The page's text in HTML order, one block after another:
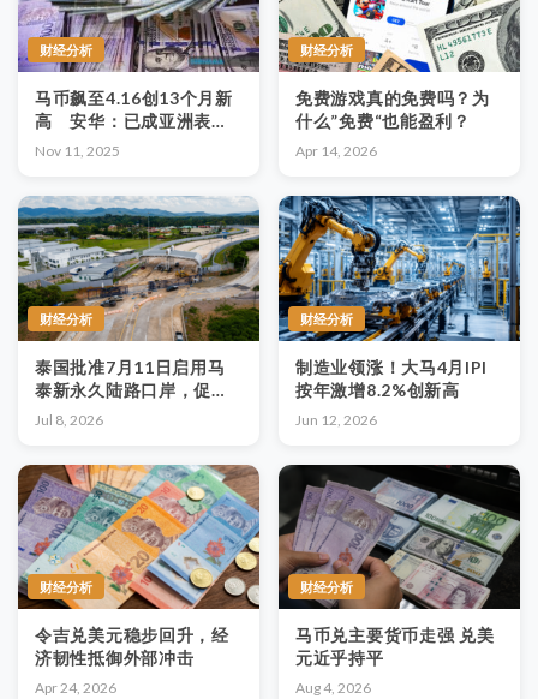
财经分析
马币飙至4.16创13个月新
高 安华：已成亚洲表现
最佳货币
Nov 11, 2025
财经分析
免费游戏真的免费吗？为
什么”免费“也能盈利？
Apr 14, 2026
财经分析
泰国批准7月11日启用马
泰新永久陆路口岸，促贸
易物流旅游全面提速
Jul 8, 2026
财经分析
制造业领涨！大马4月IPI
按年激增8.2%创新高
Jun 12, 2026
财经分析
令吉兑美元稳步回升，经
济韧性抵御外部冲击
Apr 24, 2026
财经分析
马币兑主要货币走强 兑美
元近乎持平
Aug 4, 2026